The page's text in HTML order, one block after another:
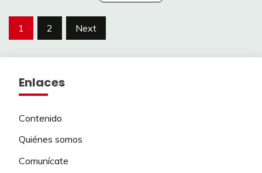
Posts
1 2 Next
Enlaces
Contenido
Quiénes somos
Comunícate